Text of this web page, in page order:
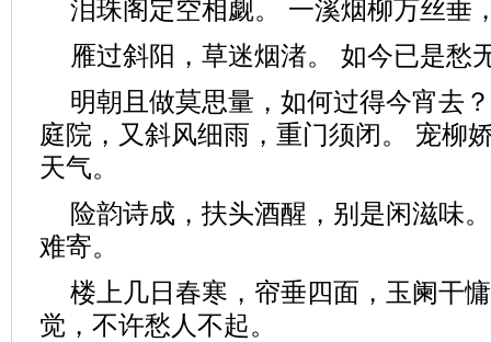
泪珠阁定空相觑。 一溪烟柳万丝垂
雁过斜阳，草迷烟渚。 如今已是愁
明朝且做莫思量，如何过得今宵去
庭院，又斜风细雨，重门须闭。 宠柳
天气。
险韵诗成，扶头酒醒，别是闲滋味
难寄。
楼上几日春寒，帘垂四面，玉阑干
觉，不许愁人不起。